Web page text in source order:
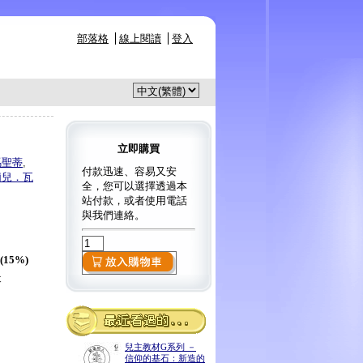
部落格 線上閱讀 登入
立即購買
付款迅速、容易又安
全，您可以選擇透過本
站付款，或者使用電話
與我們連絡。
兒主教材G系列 －
信仰的基石：新造的
蒂,
．瓦